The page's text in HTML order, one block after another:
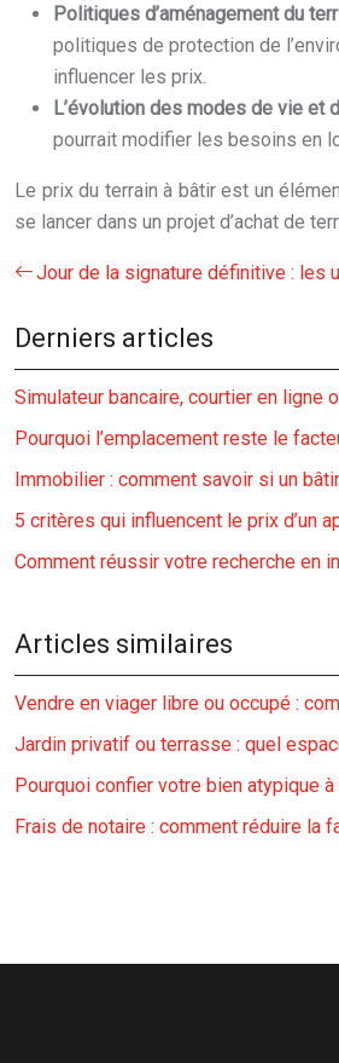
Politiques d’aménagement du
politiques de protection de
influencer les prix.
L’évolution des modes de vie et
pourrait modifier les besoins en
Le prix du terrain à bâtir est un
se lancer dans un projet d’achat de
Jour de la signature définitive : les
Derniers articles
Simulateur bancaire, courtier en ligne
Pourquoi l’emplacement reste le
Immobilier : comment savoir si un
5 critères qui influencent le prix d’un
Comment réussir votre recherche en
Articles similaires
Vendre en viager libre ou occupé :
Jardin privatif ou terrasse : quel
Pourquoi confier votre bien atypique
Frais de notaire : comment réduire la